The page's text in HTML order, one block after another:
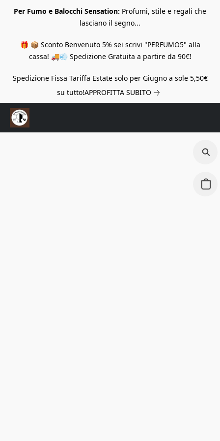
Per Fumo e Balocchi Sensation: Profumi, stile e regali che
lasciano il segno...
🎁 📦 Sconto Benvenuto 5% sei scrivi "PERFUMO5" alla
cassa! 🚚💨 Spedizione Gratuita a partire da 90€!
Spedizione Fissa Tariffa Estate solo per Giugno a sole 5,50€
su tutto!APPROFITTA SUBITO